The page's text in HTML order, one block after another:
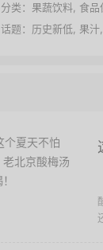
分类： 果蔬饮料 食品
话题： 历史新低 果汁